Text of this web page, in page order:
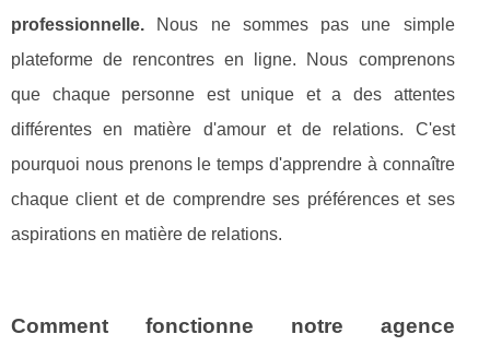
professionnelle. Nous ne sommes pas une simple
plateforme de rencontres en ligne. Nous comprenons
que chaque personne est unique et a des attentes
différentes en matière d'amour et de relations. C'est
pourquoi nous prenons le temps d'apprendre à connaître
chaque client et de comprendre ses préférences et ses
aspirations en matière de relations.
Comment fonctionne notre agence